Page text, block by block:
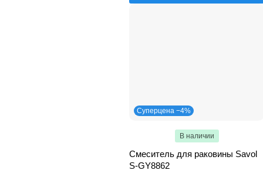
Суперцена −4%
В наличии
Смеситель для раковины Savol
S-GY8862